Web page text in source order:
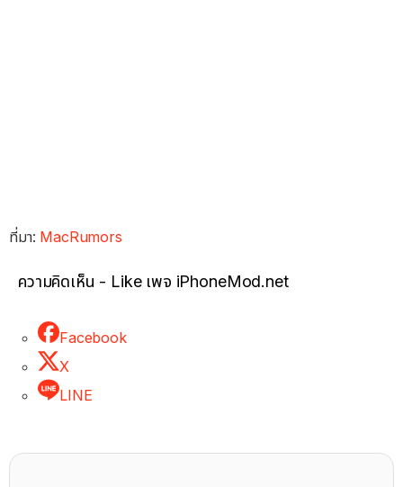
ที่มา: MacRumors
ความคิดเห็น - Like เพจ iPhoneMod.net
Facebook
X
LINE